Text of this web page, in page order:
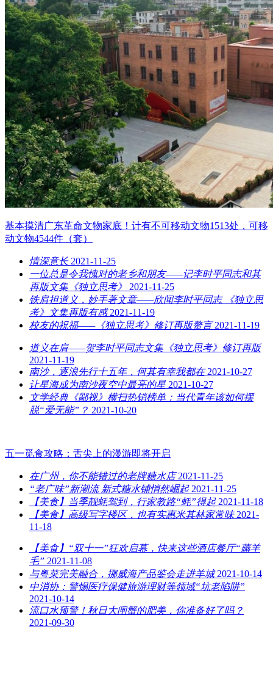
基本摸清广东革命文物家底！计有不可移动文物1513处，可移
动文物4544件（套）
情深意长 2021-11-25
一位总是令我愧对的老乡和朋友——记李时平同志和其
再版文集《独立思考》
2021-11-25
铁肩担道义，妙手著文章——欣闻李时平同志 《独立思
考》文集再版有感 2021-11-19
校友的祝福——《独立思考》修订再版赘言 2021-11-19
道义在肩——贺李时平同志文集《独立思考》修订再版
2021-11-19
南沙，逐浪先行十五年，何其有幸我都在 2021-10-27
让星海成为南沙夜空中最亮的星 2021-10-27
文学经典《鄙视》横扫热销榜单：当代青年该如何摆
脱“爱无能”？ 2021-10-20
五一觅食攻略：舌尖上的漫游即将开启
在广州，你不能错过的老牌糖水店 2021-11-25
“老广味”新潮流 新式糖水铺悄然崛起 2021-11-25
【美食】当季靓蚝驾到，行家教路“蚝”得起 2021-11-18
【美食】高级写字楼区，也有实惠米其林家常味 2021-
11-18
【美食】“双十一”狂欢启幕，快来这些酒店餐厅“薅羊
毛” 2021-11-08
与粤菜完美融合，挪威海产品鉴会走进羊城 2021-10-14
中消协：警惕医疗保健旅游理财等领域“坑老陷阱”
2021-10-14
流口水预警！秋日大闸蟹的肥美，你准备好了吗？
2021-09-30